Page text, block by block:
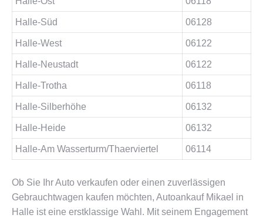
Halle-Süd 06128
Halle-West 06122
Halle-Neustadt 06122
Halle-Trotha 06118
Halle-Silberhöhe 06132
Halle-Heide 06132
Halle-Am Wasserturm/Thaerviertel 06114
Ob Sie Ihr Auto verkaufen oder einen zuverlässigen
Gebrauchtwagen kaufen möchten, Autoankauf Mikael in
Halle ist eine erstklassige Wahl. Mit seinem Engagement